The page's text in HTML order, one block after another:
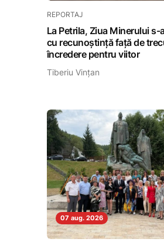
REPORTAJ
La Petrila, Ziua Minerului
cu recunoștință față de
încredere pentru viitor
Tiberiu Vințan
07 aug. 2026